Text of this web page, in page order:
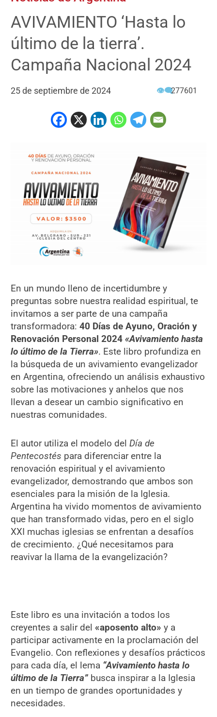
AVIVAMIENTO ‘Hasta lo
último de la tierra’.
Campaña Nacional 2024
25 de septiembre de 2024 👁‍🗨277601
En un mundo lleno de incertidumbre y
preguntas sobre nuestra realidad espiritual, te
invitamos a ser parte de una campaña
transformadora:40 Días de Ayuno, Oración y
Renovación Personal 2024«Avivamiento hasta
lo último de la Tierra». Este libro profundiza en
la búsqueda de un avivamiento evangelizador
en Argentina, ofreciendo un análisis exhaustivo
sobre las motivaciones y anhelos que nos
llevan a desear un cambio significativo en
nuestras comunidades.
El autor utiliza el modelo delDía de
Pentecostés para diferenciar entre la
renovación espiritual y el avivamiento
evangelizador, demostrando que ambos son
esenciales para la misión de la Iglesia.
Argentina ha vivido momentos de avivamiento
que han transformado vidas, pero en el siglo
XXI muchas iglesias se enfrentan a desafíos
de crecimiento. ¿Qué necesitamos para
reavivar la llama de la evangelización?
Este libro es una invitación a todos los
creyentes a salir del «aposento alto» y a
participar activamente en la proclamación del
Evangelio. Con reflexiones y desafíos prácticos
para cada día, el lema “Avivamiento hasta lo
último de la Tierra” busca inspirar a la Iglesia
en un tiempo de grandes oportunidades y
necesidades.